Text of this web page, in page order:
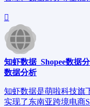
知虾数据_Shopee数据
数据分析
知虾数据是萌啦科技旗
实现了东南亚跨境电商